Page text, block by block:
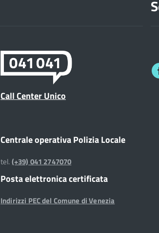
Call Center Unico
Centrale operativa Polizia Locale
tel.(+39) 041 2747070
Posta elettronica certificata
Indirizzi PEC del Comune di Venezia